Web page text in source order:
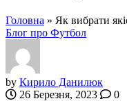
Головна » Як вибрати
Блог про Футбол
by Кирило Данилюк
26 Березня, 2023
0